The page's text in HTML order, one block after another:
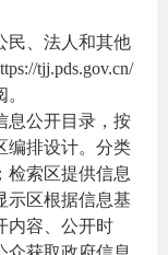
民、法人和其他
tjj.pds.gov.cn/
息公开目录，按
编排设计。分类
检索区提供信息
示区根据信息基
内容、公开时